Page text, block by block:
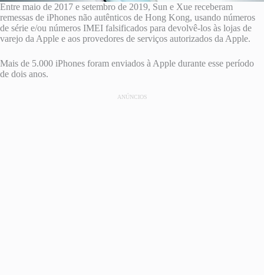
Entre maio de 2017 e setembro de 2019, Sun e Xue receberam
remessas de iPhones não autênticos de Hong Kong, usando números
de série e/ou números IMEI falsificados para devolvê-los às lojas de
varejo da Apple e aos provedores de serviços autorizados da Apple.
Mais de 5.000 iPhones foram enviados à Apple durante esse período
de dois anos.
ANÚNCIOS